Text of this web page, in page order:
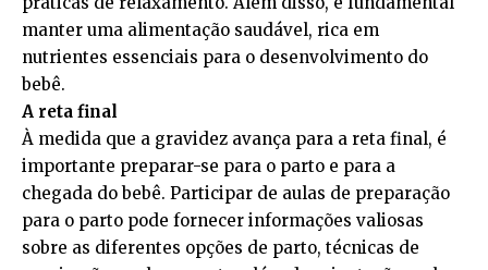
manter uma alimentação saudável, rica em
nutrientes essenciais para o desenvolvimento do
bebê.
A reta final
À medida que a gravidez avança para a reta final, é
importante preparar-se para o parto e para a
chegada do bebê. Participar de aulas de preparação
para o parto pode fornecer informações valiosas
sobre as diferentes opções de parto, técnicas de